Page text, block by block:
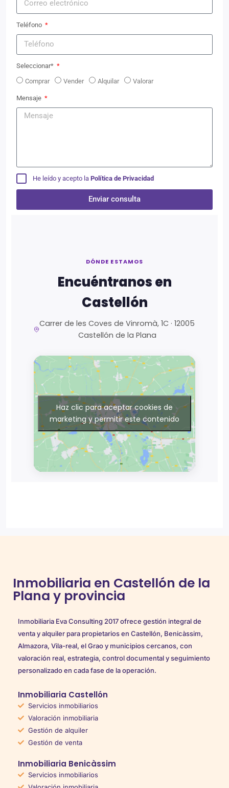
Teléfono
Seleccionar*
Comprar
Vender Alquilar Valorar
Mensaje
He leído y acepto la Política de Privacidad
Enviar consulta
DÓNDE ESTAMOS
Encuéntranos en
Castellón
Carrer de les Coves de Vinromà, 1C · 12005
Castellón de la Plana
Haz clic para aceptar cookies de
marketing y permitir este contenido
Inmobiliaria en Castellón de la
Plana y provincia
Inmobiliaria Eva Consulting 2017 ofrece gestión integral de
venta y alquiler para propietarios en Castellón, Benicàssim,
Almazora, Vila-real, el Grao y municipios cercanos, con
valoración real, estrategia, control documental y seguimiento
personalizado en cada fase de la operación.
Inmobiliaria Castellón
Servicios inmobiliarios
Valoración inmobiliaria
Gestión de alquiler
Gestión de venta
Inmobiliaria Benicàssim
Servicios inmobiliarios